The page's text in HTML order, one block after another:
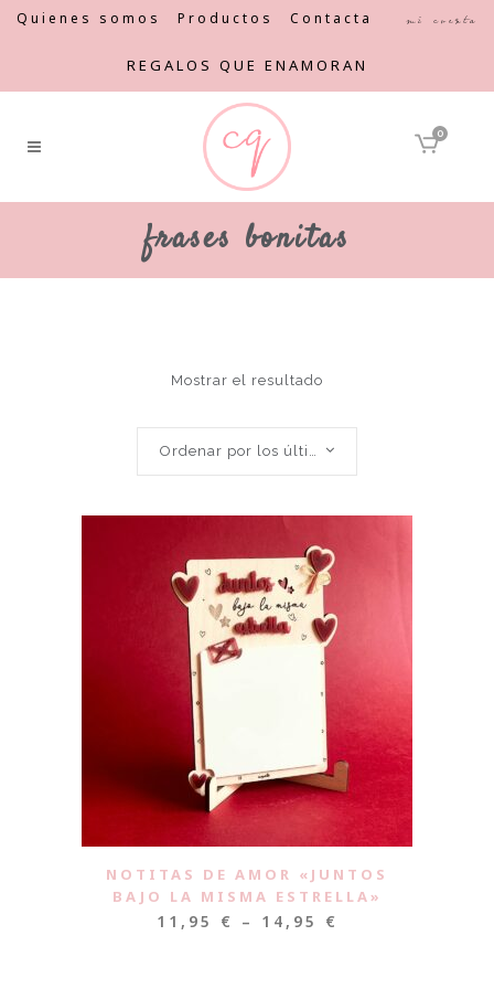
Quienes somos Productos Contacta Mi cuenta
REGALOS QUE ENAMORAN
0
frases bonitas
Mostrar el resultado
Ordenar por los últimos
NOTITAS DE AMOR «JUNTOS
BAJO LA MISMA ESTRELLA»
11,95 € – 14,95 €